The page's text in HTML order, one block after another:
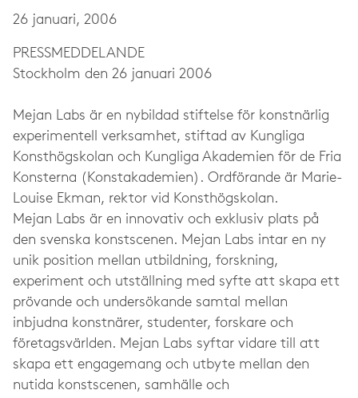
26 januari, 2006
PRESS­MEDDELANDE
Stockholm den 26 januari 2006
Mejan Labs är en nybildad stiftelse för konstnärlig
experimentell verksamhet, stiftad av Kungliga
Konsthögskolan och Kungliga Akademien för de Fria
Konsterna (Konstakademien). Ordförande är Marie-
Louise Ekman, rektor vid Konsthögskolan.
Mejan Labs är en innovativ och exklusiv plats på
den svenska konstscenen. Mejan Labs intar en ny
unik position mellan utbildning, forskning,
experiment och utställning med syfte att skapa ett
prövande och undersökande samtal mellan
inbjudna konstnärer, studenter, forskare och
företagsvärlden. Mejan Labs syftar vidare till att
skapa ett engagemang och utbyte mellan den
nutida konstscenen, samhälle och